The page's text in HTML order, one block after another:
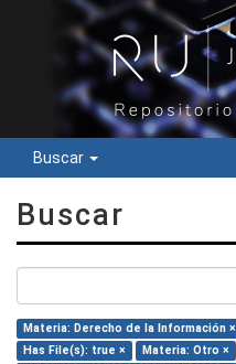
Buscar
Buscar
Materia: Derecho de la Información ×
Has File(s): true ×
Materia: Otro ×